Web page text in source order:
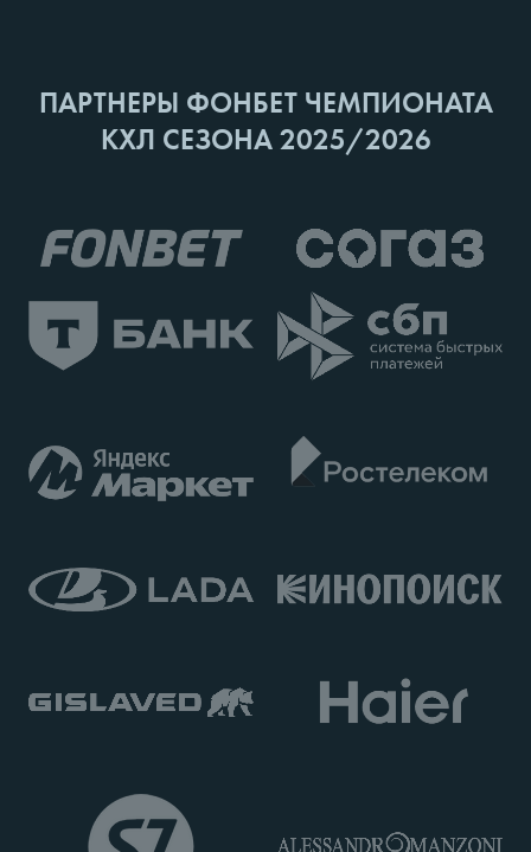
ПАРТНЕРЫ ФОНБЕТ ЧЕМПИОНАТА
КХЛ СЕЗОНА 2025/2026